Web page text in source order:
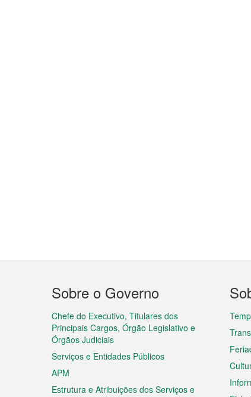
Menu
do
rodapé
Sobre o Governo
Chefe do Executivo, Titulares dos
Principais Cargos, Órgão Legislativo e
Órgãos Judiciais
Serviços e Entidades Públicos
APM
Estrutura e Atribuições dos Serviços e